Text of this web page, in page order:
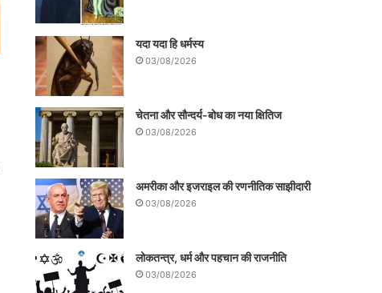
यदा यदा हि धर्मस्य
03/08/2026
चेतना और सौन्दर्य-बोध का नया क्षितिज
03/08/2026
अमरीका और इजराइल की रणनीतिक साझीदारी
03/08/2026
लोकतन्त्र, धर्म और पहचान की राजनीति
03/08/2026